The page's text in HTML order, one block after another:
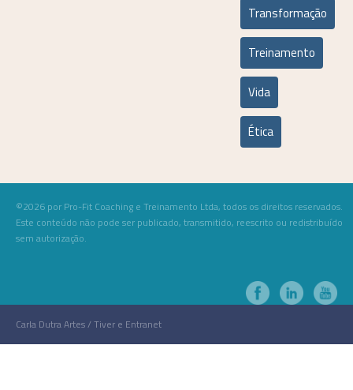
Transformação
Treinamento
Vida
Ética
©2026 por Pro-Fit Coaching e Treinamento Ltda, todos os direitos reservados.
Este conteúdo não pode ser publicado, transmitido, reescrito ou redistribuído
sem autorização.
Carla Dutra Artes / Tiver e Entranet